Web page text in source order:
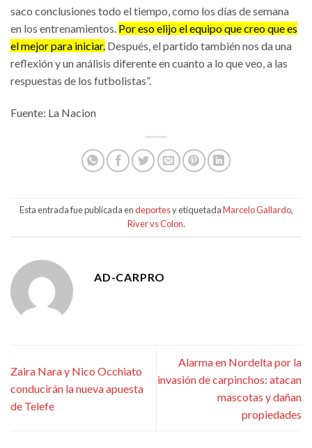
saco conclusiones todo el tiempo, como los días de semana
en los entrenamientos. Por eso elijo el equipo que creo que es
el mejor para iniciar. Después, el partido también nos da una
reflexión y un análisis diferente en cuanto a lo que veo, a las
respuestas de los futbolistas”.
Fuente: La Nacion
Esta entrada fue publicada endeportesy etiquetadaMarcelo Gallardo,
River vs Colon.
AD-CARPRO
Zaira Nara y Nico Occhiato
conducirán la nueva apuesta
de Telefe
Alarma en Nordelta por la
invasión de carpinchos: atacan
mascotas y dañan
propiedades